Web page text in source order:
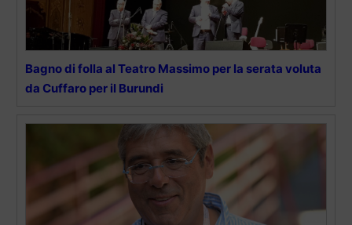
Bagno di folla al Teatro Massimo per la serata voluta
da Cuffaro per il Burundi